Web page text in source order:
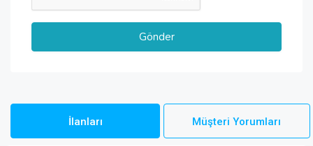
İlanları Müşteri Yorumları